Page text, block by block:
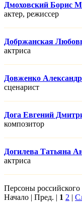
Дмоховский Борис
актер, режисcер
Добржанская
актриса
Довженко
сценарист
Дога Евгений
композитор
Догилева Татьяна
актриса
Персоны
Начало | Пред. | 1 2 |